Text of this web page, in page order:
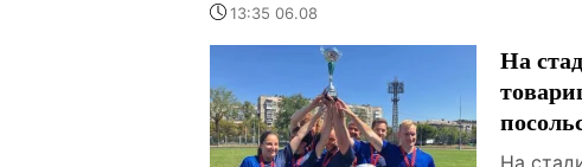
13:35 06.08
На